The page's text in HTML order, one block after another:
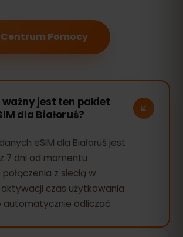
Pomocy
ważny jest ten pakiet
dla Białoruś?
eSIM dla Białoruś jest
7 dni od momentu
z siecią w
aktywacji czas użytkowania
automatycznie odliczać.